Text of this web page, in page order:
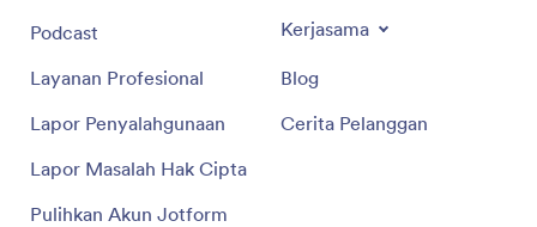
Podcast
Layanan Profesional
Lapor Penyalahgunaan
Lapor Masalah Hak Cipta
Pulihkan Akun Jotform
Kerjasama
Blog
Cerita Pelanggan